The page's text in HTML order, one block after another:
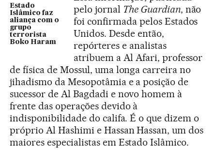
Estado
Islâmico faz
aliança com o
grupo
terrorista
Boko Haram
pelo jornal The Guardian, não
foi confirmada pelos Estados
Unidos. Desde então,
repórteres e analistas
atribuem a Al Afari, professor
de física de Mossul, uma longa carreira no
jihadismo da Mesopotâmia e a posição de
sucessor de Al Bagdadi e novo homem à
frente das operações devido à
indisponibilidade do califa. É o que dizem o
próprio Al Hashimi e Hassan Hassan, um dos
maiores especialistas em Estado Islâmico.